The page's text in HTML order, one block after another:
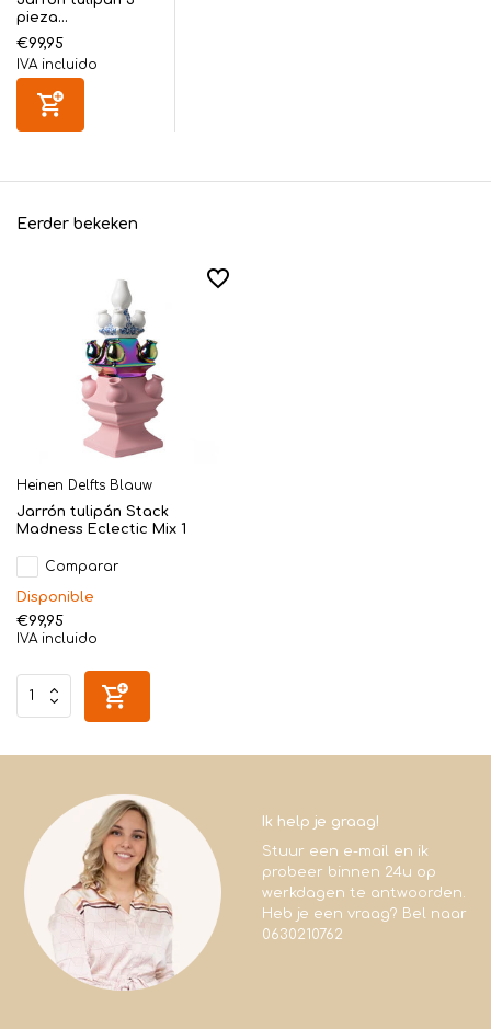
pieza...
€99,95
IVA incluido
Eerder bekeken
Heinen Delfts Blauw
Jarrón tulipán Stack
Madness Eclectic Mix 1
Comparar
Disponible
€99,95
IVA incluido
Ik help je graag!
Stuur een e-mail en ik
probeer binnen 24u op
werkdagen te antwoorden.
Heb je een vraag? Bel naar
0630210762